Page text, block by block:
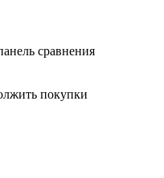
сравнения
покупки